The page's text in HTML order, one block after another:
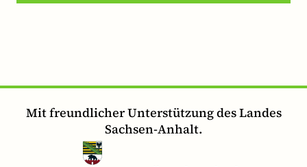
Mit freundlicher Unterstützung des Landes
Sachsen-Anhalt.